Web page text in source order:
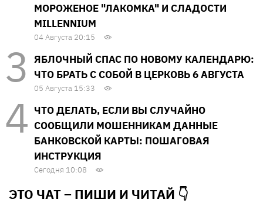
МОРОЖЕНОЕ "ЛАКОМКА" И СЛАДОСТИ
MILLENNIUM
04 Августа 20:15
ЯБЛОЧНЫЙ СПАС ПО НОВОМУ КАЛЕНДАРЮ:
ЧТО БРАТЬ С СОБОЙ В ЦЕРКОВЬ 6 АВГУСТА
05 Августа 15:33
ЧТО ДЕЛАТЬ, ЕСЛИ ВЫ СЛУЧАЙНО
СООБЩИЛИ МОШЕННИКАМ ДАННЫЕ
БАНКОВСКОЙ КАРТЫ: ПОШАГОВАЯ
ИНСТРУКЦИЯ
Сегодня 10:08
ЭТО ЧАТ – ПИШИ И ЧИТАЙ 👇